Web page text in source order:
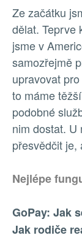
Ze začátku
dělat. Teprve
jsme v
samozřejmě
upravovat
to máme
podobné
nim dostat. U
přesvědčit
Nejlépe
GoPay: Jak
Jak rodiče